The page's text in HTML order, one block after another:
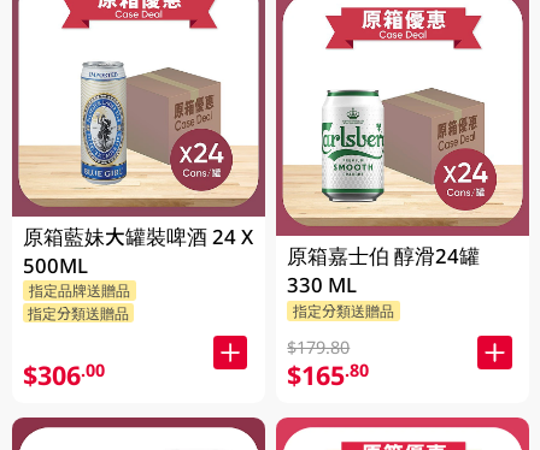
原箱藍妹大罐裝啤酒 24 X
500ML
指定品牌送贈品
指定分類送贈品
$306.00
原箱嘉士伯 醇滑24罐
330 ML
指定分類送贈品
$179.80
$165.80